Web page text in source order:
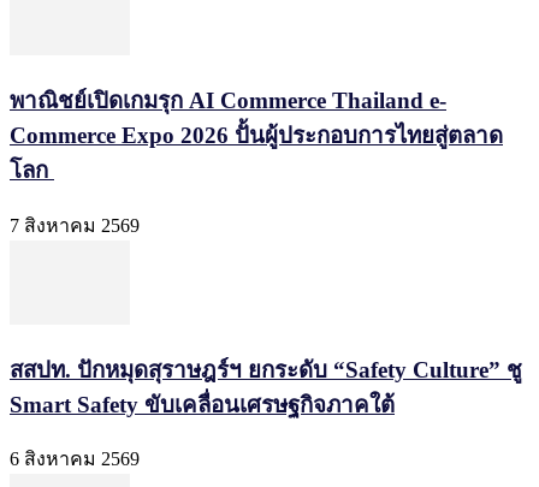
พาณิชย์เปิดเกมรุก AI Commerce Thailand e-
Commerce Expo 2026 ปั้นผู้ประกอบการไทยสู่ตลาด
โลก
7 สิงหาคม 2569
สสปท. ปักหมุดสุราษฎร์ฯ ยกระดับ “Safety Culture” ชู
Smart Safety ขับเคลื่อนเศรษฐกิจภาคใต้
6 สิงหาคม 2569